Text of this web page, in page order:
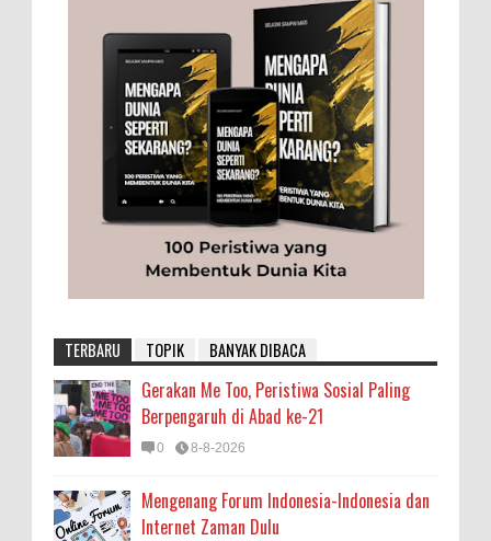
TERBARU TOPIK BANYAK DIBACA
Gerakan Me Too, Peristiwa Sosial Paling
Berpengaruh di Abad ke-21
0 8-8-2026
Mengenang Forum Indonesia-Indonesia dan
Internet Zaman Dulu